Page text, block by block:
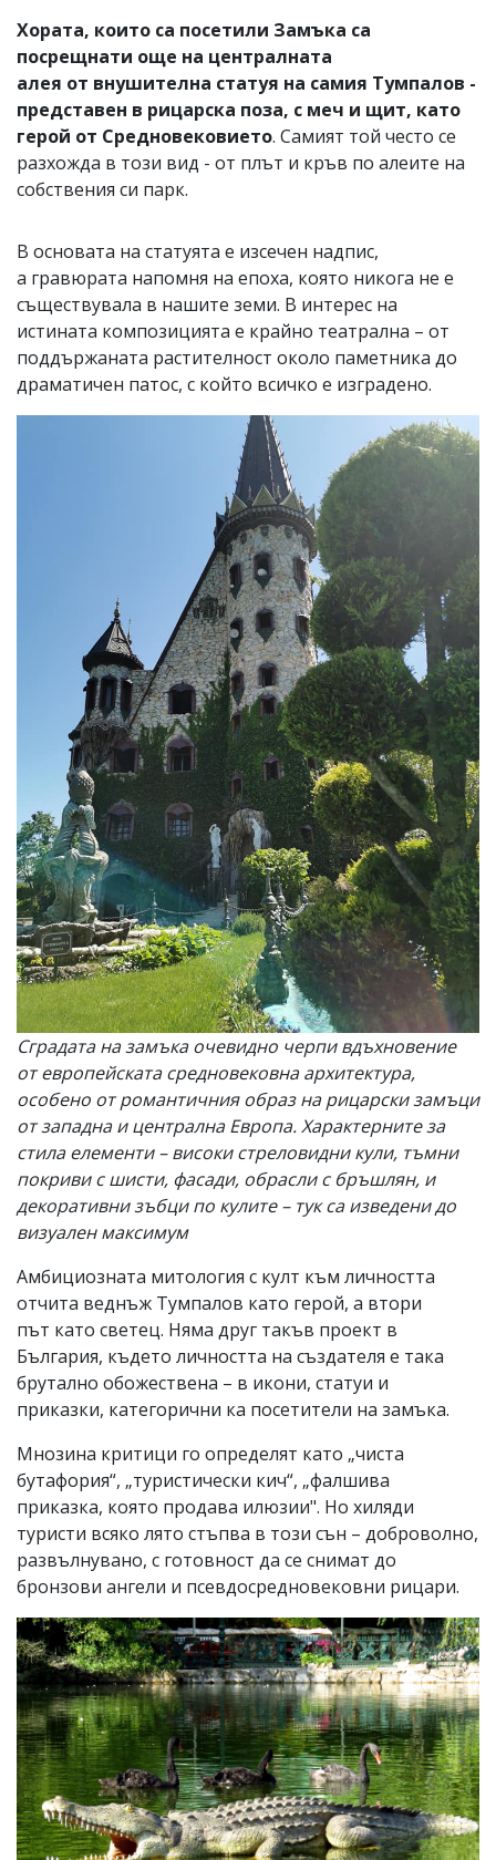
Хората, които са посетили Замъка са
посрещнати още на централната
алея от внушителна статуя на самия Тумпалов -
представен в рицарска поза, с меч и щит, като
герой от Средновековието. Самият той често се
разхожда в този вид - от плът и кръв по алеите на
собствения си парк.
В основата на статуята е изсечен надпис,
а гравюрата напомня на епоха, която никога не е
съществувала в нашите земи. В интерес на
истината композицията е крайно театрална – от
поддържаната растителност около паметника до
драматичен патос, с който всичко е изградено.
Сградата на замъка очевидно черпи вдъхновение
от европейската средновековна архитектура,
особено от романтичния образ на рицарски замъци
от западна и централна Европа. Характерните за
стила елементи – високи стреловидни кули, тъмни
покриви с шисти, фасади, обрасли с бръшлян, и
декоративни зъбци по кулите – тук са изведени до
визуален максимум
Амбициозната митология с култ към личността
отчита веднъж Тумпалов като герой, а втори
път като светец. Няма друг такъв проект в
България, където личността на създателя е така
брутално обожествена – в икони, статуи и
приказки, категорични ка посетители на замъка.
Мнозина критици го определят като „чиста
бутафория“, „туристически кич“, „фалшива
приказка, която продава илюзии". Но хиляди
туристи всяко лято стъпва в този сън – доброволно,
развълнувано, с готовност да се снимат до
бронзови ангели и псевдосредновековни рицари.